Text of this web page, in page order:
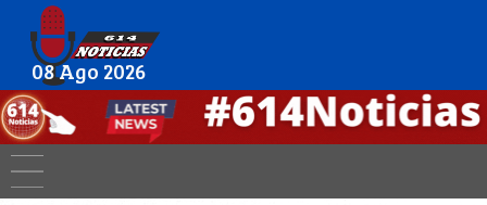
08 Ago 2026